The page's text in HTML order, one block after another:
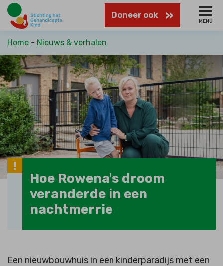
Naar
hoofdinhoud
Doneer ook
MENU
Kruimelpad
Home Nieuws & verhalen
Hoe Rowena's droom
veranderde in een
nachtmerrie
Een nieuwbouwhuis in een kinderparadijs met een